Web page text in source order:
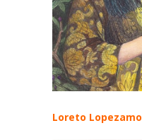
Loreto Lopezamo